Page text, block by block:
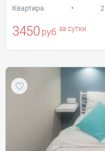
Квартира •
3450 руб за сутки